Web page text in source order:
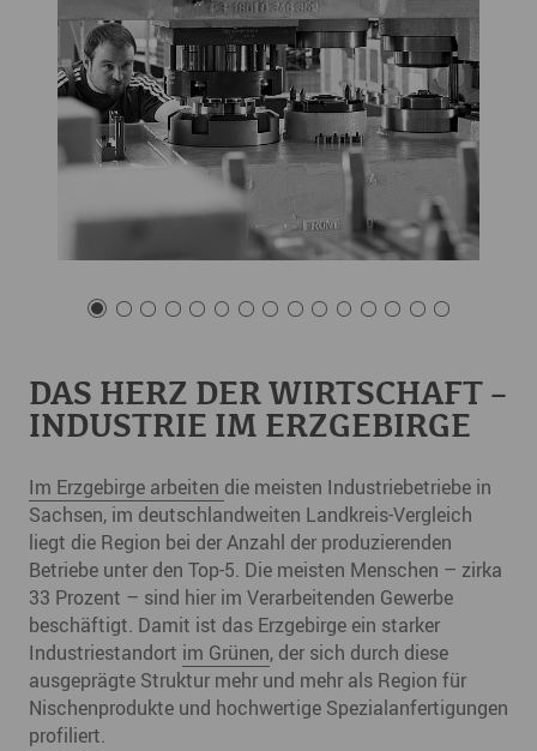
DAS HERZ DER WIRTSCHAFT –
INDUSTRIE IM ERZGEBIRGE
Im Erzgebirge arbeiten die meisten Industriebetriebe in
Sachsen, im deutschlandweiten Landkreis-Vergleich
liegt die Region bei der Anzahl der produzierenden
Betriebe unter den Top-5. Die meisten Menschen – zirka
33 Prozent – sind hier im Verarbeitenden Gewerbe
beschäftigt. Damit ist das Erzgebirge ein starker
Industriestandort im Grünen, der sich durch diese
ausgeprägte Struktur mehr und mehr als Region für
Nischenprodukte und hochwertige Spezialanfertigungen
profiliert.